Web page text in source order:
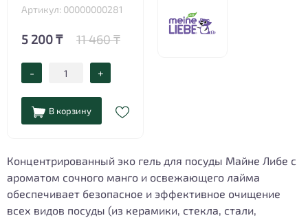
Артикул: 00000000281
5 200 ₸ 11 460 ₸
- +
В корзину
Концентрированный эко гель для посуды Майне Либе с
ароматом сочного манго и освежающего лайма
обеспечивает безопасное и эффективное очищение
всех видов посуды (из керамики, стекла, стали,